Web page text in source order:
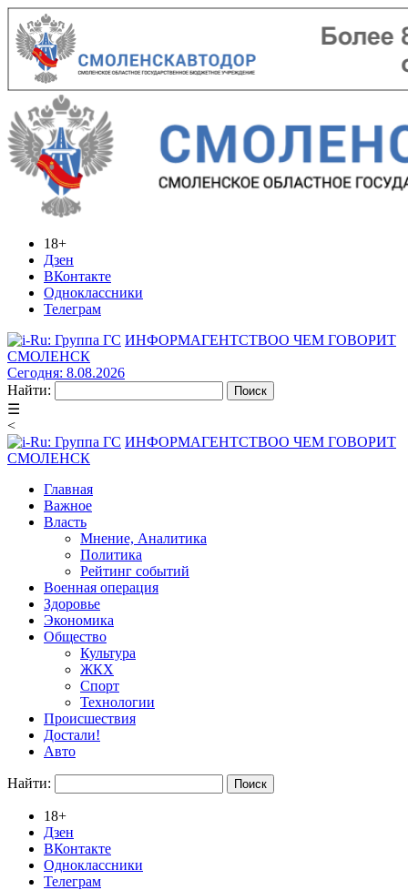
18+
Дзен
ВКонтакте
Одноклассники
Телеграм
ИНФОРМАГЕНТСТВОО ЧЕМ ГОВОРИТ
СМОЛЕНСК
Сегодня: 8.08.2026
Найти:
☰
<
ИНФОРМАГЕНТСТВОО ЧЕМ ГОВОРИТ
СМОЛЕНСК
Главная
Важное
Власть
Мнение, Аналитика
Политика
Рейтинг событий
Военная операция
Здоровье
Экономика
Общество
Культура
ЖКХ
Спорт
Технологии
Происшествия
Достали!
Авто
Найти:
18+
Дзен
ВКонтакте
Одноклассники
Телеграм